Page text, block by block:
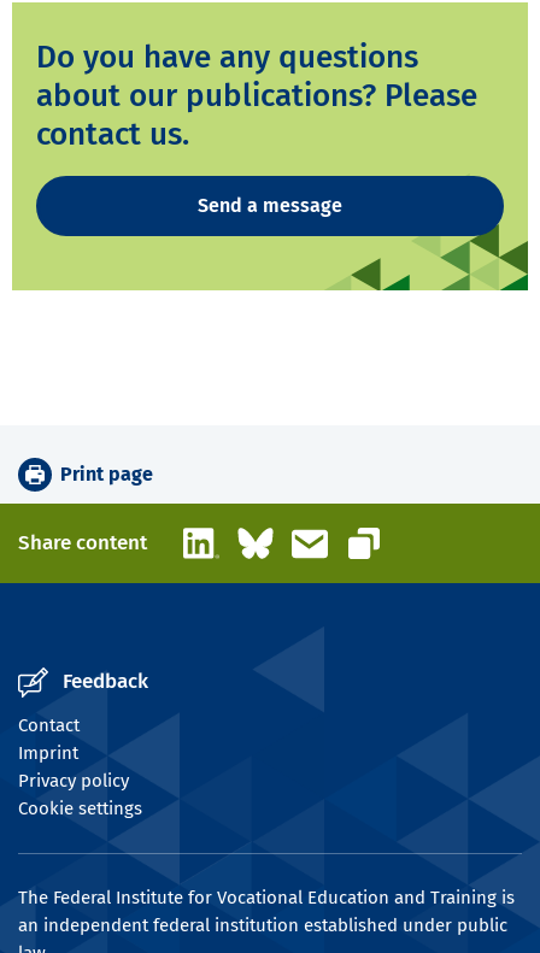
Do you have any questions
about our publications? Please
contact us.
Send a message
Print page
Share content LinkedInBlueskyEmail
Copy link
Feedback
Contact
Imprint
Privacy policy
Cookie settings
The Federal Institute for Vocational Education and Training is
an independent federal institution established under public